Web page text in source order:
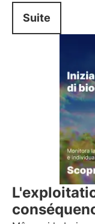
Suite